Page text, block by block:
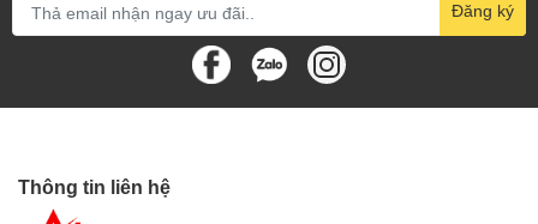
chọn thông qua nút nhấn
- Chức năng: Đo độ căng và nén
- Giữ đỉnh: Đóng băng giá trị tải trọng tối đa
đỉnh
Đăng ký
Thông tin liên hệ